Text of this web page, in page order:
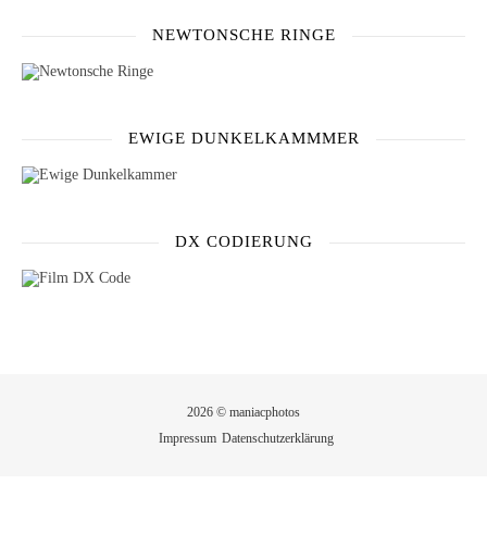
NEWTONSCHE RINGE
EWIGE DUNKELKAMMMER
DX CODIERUNG
2026 © maniacphotos
Impressum Datenschutzerklärung